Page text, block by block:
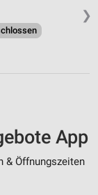
❯
App
& Öffnungszeiten